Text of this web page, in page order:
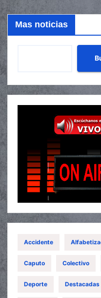
Mas noticias
Accidente
Caputo Colectivo
Deporte Destacadas